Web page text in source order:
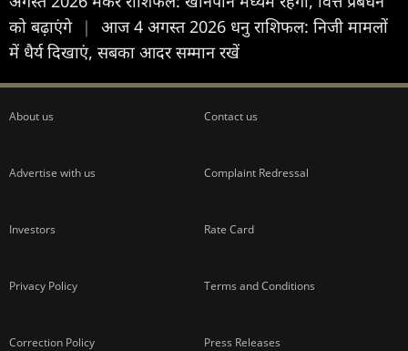
को बढ़ाएंगे |
आज 4 अगस्त 2026 धनु राशिफल: निजी मामलों
में धैर्य दिखाएं, सबका आदर सम्मान रखें
About us Contact us
Advertise with us Complaint Redressal
Investors Rate Card
Privacy Policy Terms and Conditions
Correction Policy Press Releases